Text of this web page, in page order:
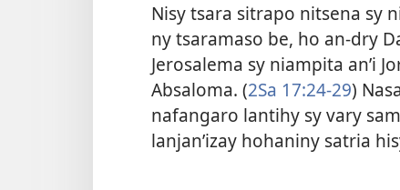
Nisy tsara sitrapo nitsena sy
ny tsaramaso be, ho an-dry
Jerosalema sy niampita an’i
Absaloma. (2Sa 17:24-29)
nafangaro lantihy sy vary
lanjan’izay hohaniny satria